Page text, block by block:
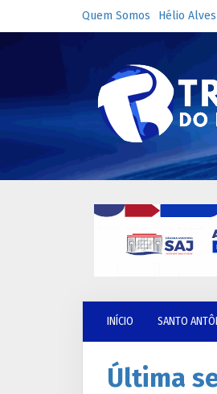
Quem Somos Hélio Alves
INÍCIO SANTO
Última